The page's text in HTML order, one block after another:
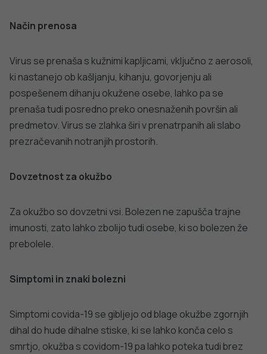
Osebe s simptomi in znaki covida-19 naj ostanejo
kontaktirajo svojega izbranega zdravnika;
Kašljamo in kihamo v rokav ali robček za enkratno
uporabo, ki ga po uporabi odvržemo v koš in si nato
umijemo ali razkužimo roke;
Pred okužbo se lahko dodatno zaščitimo z uporabo
Za zaščito pred covidom-19, zlasti pred težjo obliko
bolezni, je na voljo cepljenje proti covidu-19, ki je
priporočljivo za osebe s povečanim tveganjem za težji
oskrbovanci DSO/SVZ).
Več informacij o cepljenju proti covidu-19 je na voljo na
www.cepimose.si; navodila in priporočila za cepljenje